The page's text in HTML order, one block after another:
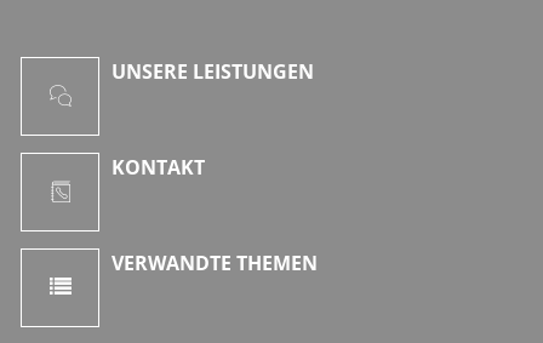
UNSERE LEISTUNGEN
KONTAKT
VERWANDTE THEMEN